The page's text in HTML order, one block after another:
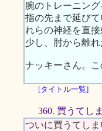
腕のトレーニン
指の先まで延び
れらの神経を直
少し、肘から離
ナッキーさん。こ
[タイトル一覧]
360. 買うてし
ついに買うてしま